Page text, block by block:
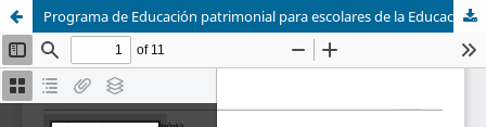
Programa de Educación patrimonial para escolares de la Educación Primaria